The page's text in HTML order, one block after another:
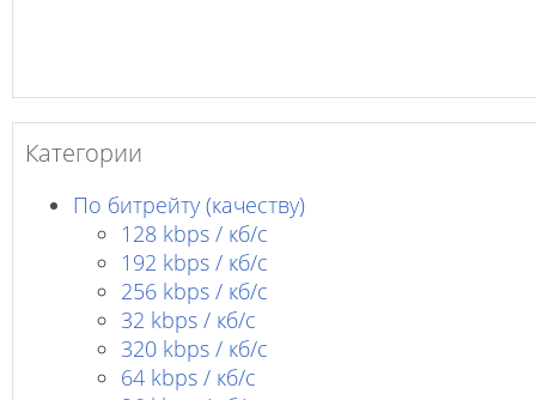
Категории
По битрейту (качеству)
128 kbps / кб/c
192 kbps / кб/c
256 kbps / кб/с
32 kbps / кб/c
320 kbps / кб/с
64 kbps / кб/c